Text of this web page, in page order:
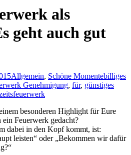
als
geht auch gut
Allgemein, Schöne Momentebilliges
Genehmigung, für, günstiges
besonderen Highlight für Eure
Feuerwerk gedacht?
dabei in den Kopf kommt, ist:
leisten“ oder „Bekommen wir dafür